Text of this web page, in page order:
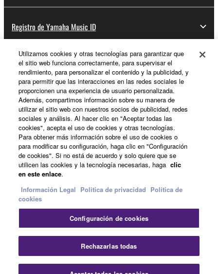
Registro de Yamaha Music ID
Acerca de Yamaha
España - Spanish
Empresa
Contacte con nosotrosTerminos de uso
Politica de privacidadPolítica de cookies
Información Legal
© Yamaha Corporation.
Utilizamos cookies y otras tecnologías para garantizar que
el sitio web funciona correctamente, para supervisar el
rendimiento, para personalizar el contenido y la publicidad, y
para permitir que las interacciones en las redes sociales le
proporcionen una experiencia de usuario personalizada.
Además, compartimos información sobre su manera de
utilizar el sitio web con nuestros socios de publicidad, redes
sociales y análisis. Al hacer clic en "Aceptar todas las
cookies", acepta el uso de cookies y otras tecnologías.
Para obtener más información sobre el uso de cookies o
para modificar su configuración, haga clic en "Configuración
de cookies". Si no está de acuerdo y solo quiere que se
utilicen las cookies y la tecnología necesarias, haga clic
en este enlace.
Información Legal Politica de privacidad Política de
cookies
Configuración de cookies
Rechazarlas todas